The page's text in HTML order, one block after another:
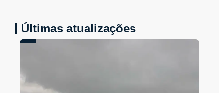
Últimas atualizações